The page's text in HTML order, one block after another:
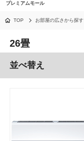
プレミアムモール
TOP お部屋の広さから探す
26畳
並べ替え